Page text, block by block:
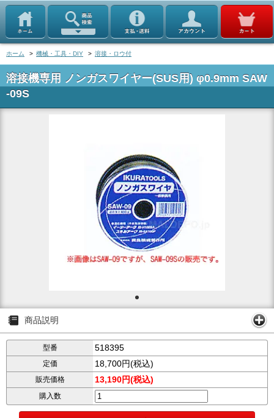
ホーム > 機械・工具・DIY > 溶接・ロウ付
溶接機専用 ノンガスワイヤー(SUS用) φ0.9mm SAW
-09S
商品説明
型番 518395
定価 18,700円(税込)
販売価格 13,190円(税込)
購入数